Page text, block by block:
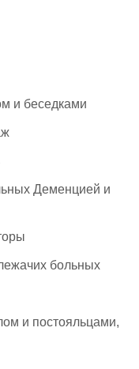
и беседками
Деменцией и
больных
и постояльцами,